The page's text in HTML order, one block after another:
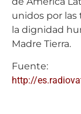
unidos por las
la dignidad
Madre Tierra.
Fuente:
http://